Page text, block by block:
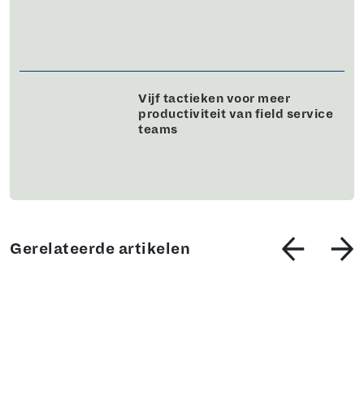
Vijf tactieken voor meer
productiviteit van field service
teams
Gerelateerde artikelen